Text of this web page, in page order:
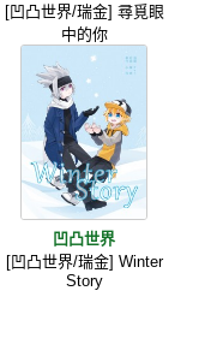
[凹凸世界/瑞金] 尋覓眼
中的你
凹凸世界
[凹凸世界/瑞金] Winter
Story